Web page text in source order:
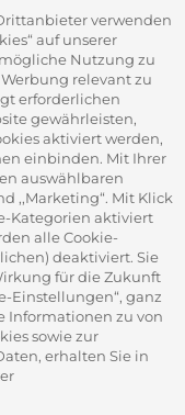
verwenden
auf unserer
Nutzung zu
relevant zu
erforderlichen
gewährleisten,
aktiviert werden,
einbinden. Mit Ihrer
auswählbaren
,,Marketing“. Mit Klick
Kategorien aktiviert
alle Cookie-
deaktiviert. Sie
für die Zukunft
Einstellungen“, ganz
Informationen zu von
sowie zur
erhalten Sie in